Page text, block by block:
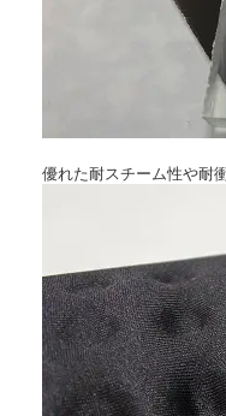
優れた耐スチーム性や耐